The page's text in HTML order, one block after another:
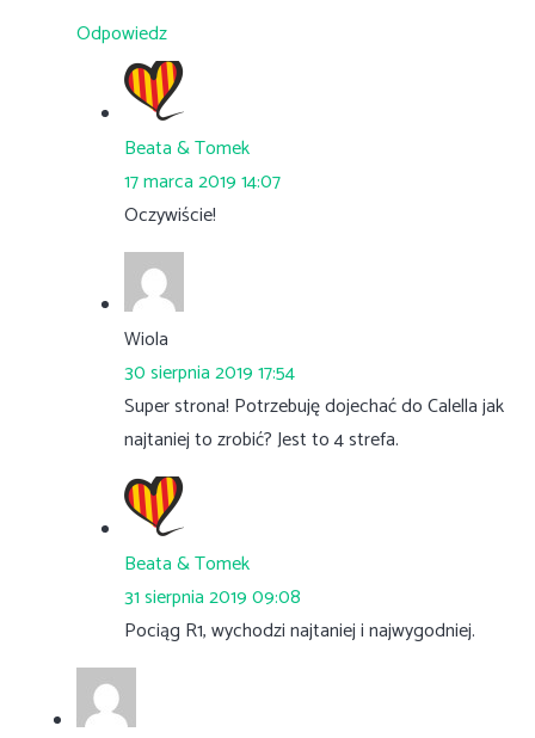
Odpowiedz
Beata & Tomek
17 marca 2019 14:07
Oczywiście!
Wiola
30 sierpnia 2019 17:54
Super strona! Potrzebuję dojechać do Calella jak
najtaniej to zrobić? Jest to 4 strefa.
Beata & Tomek
31 sierpnia 2019 09:08
Pociąg R1, wychodzi najtaniej i najwygodniej.